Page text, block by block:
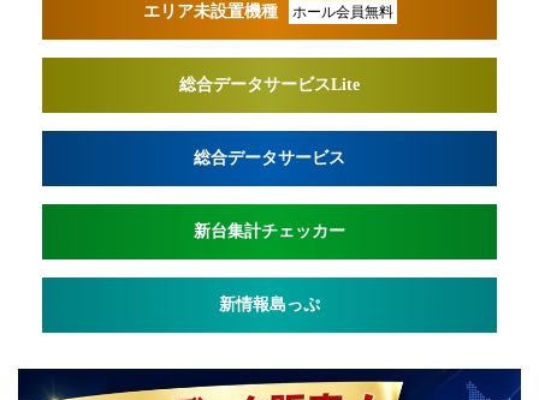
エリア未設置機種 ホール会員無料
総合データサービスLite
総合データサービス
新台集計チェッカー
新情報島っぷ